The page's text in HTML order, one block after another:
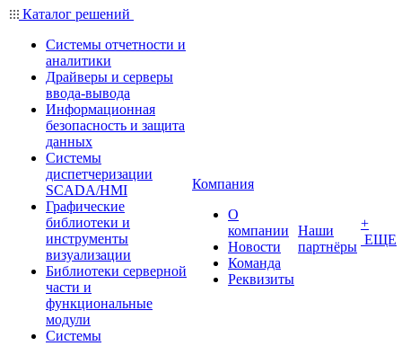
Каталог решений
Системы отчетности и
аналитики
Драйверы и серверы
ввода-вывода
Информационная
безопасность и защита
данных
Системы
диспетчеризации
SCADA/HMI
Графические
библиотеки и
инструменты
визуализации
Библиотеки серверной
части и
функциональные
модули
Системы
Компания
О
компании
Новости
Команда
Реквизиты
Наши
партнёры
+
ЕЩЕ